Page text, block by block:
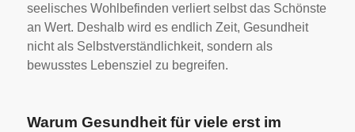
seelisches Wohlbefinden verliert selbst das Schönste
an Wert. Deshalb wird es endlich Zeit, Gesundheit
nicht als Selbstverständlichkeit, sondern als
bewusstes Lebensziel zu begreifen.
Warum Gesundheit für viele erst im